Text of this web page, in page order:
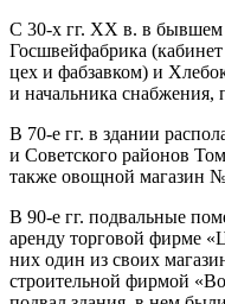
С 30-х гг. XX в. в бывшем
Госшвейфабрика
цех и фабзавком) и
и начальника
В 70-е гг. в здании
и Советского районов
также овощной магазин
В 90-е гг. подвальные
аренду торговой фирме
них один из своих
строительной фирмой